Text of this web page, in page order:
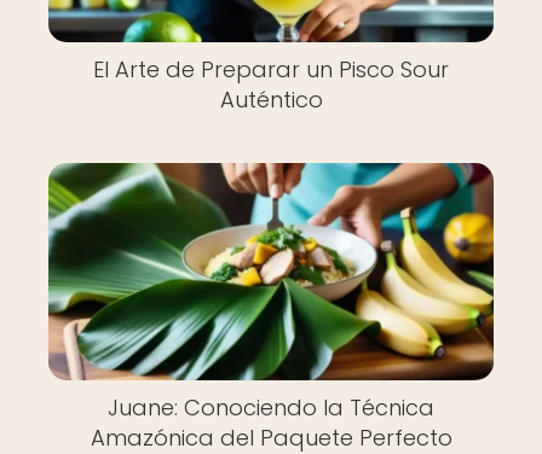
El Arte de Preparar un Pisco Sour
Auténtico
Juane: Conociendo la Técnica
Amazónica del Paquete Perfecto